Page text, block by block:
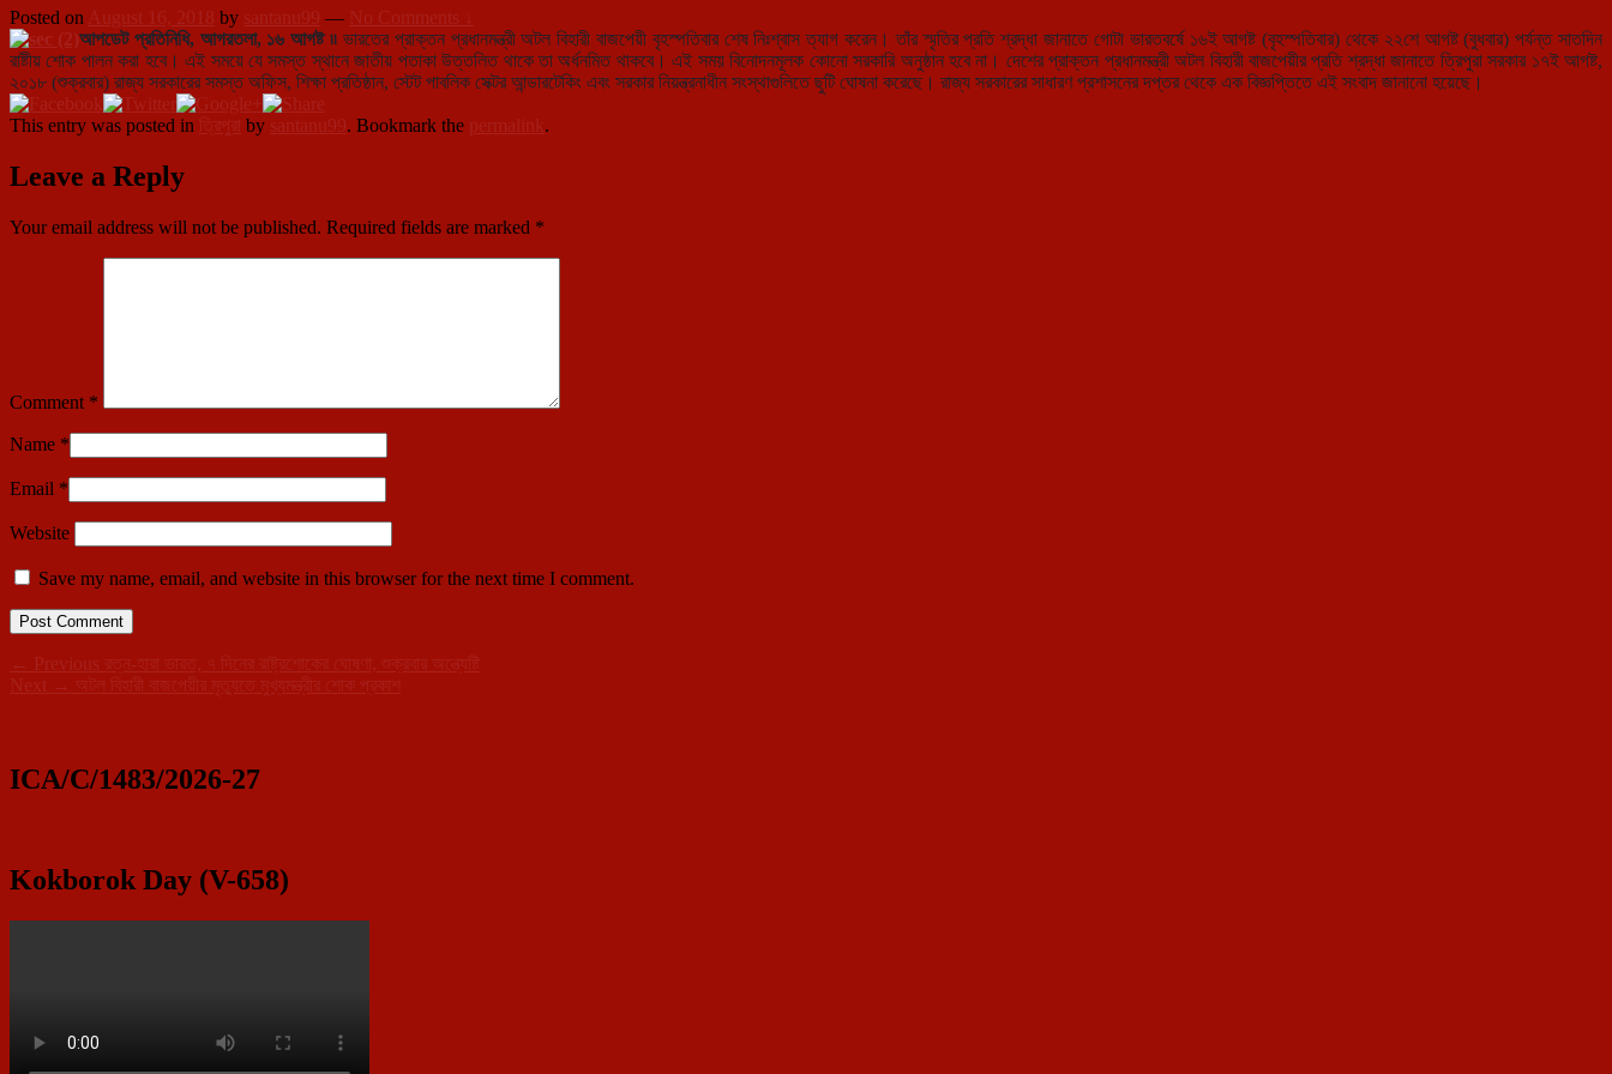
Posted on August 16, 2018 by santanu99 — No Comments ↓
আপডেট প্রতিনিধি, আগরতলা, ১৬ আগষ্ট ৷৷ ভারতের প্রাক্তন প্রধানমন্ত্রী অটল বিহারী বাজপেয়ী বৃহস্পতিবার শেষ নিঃশ্বাস ত্যাগ করেন। তাঁর স্মৃতির প্রতি শ্রদ্ধা জানাতে গোটা ভারতবর্ষে ১৬ই আগষ্ট (বৃহস্পতিবার) থেকে ২২শে আগষ্ট (বুধবার) পর্যন্ত সাতদিন
রাষ্টীয় শোক পালন করা হবে। এই সময়ে যে সমস্ত স্থানে জাতীয় পতাকা উত্তলিত থাকে তা অর্ধনমিত থাকবে। এই সময় বিনোদনমূলক কোনো সরকারি অনুষ্ঠান হবে না। দেশের প্রাক্তন প্রধানমন্ত্রী অটল বিহারী বাজপেয়ীর প্রতি শ্রদ্ধা জানাতে ত্রিপুরা সরকার ১৭ই আগষ্ট,
২০১৮ (শুক্রবার) রাজ্য সরকারের সমস্ত অফিস, শিক্ষা প্রতিষ্ঠান, স্টেট পাবলিক সেক্টর আন্ডারটেকিং এবং সরকার নিয়ন্ত্রনাধীন সংস্থাগুলিতে ছুটি ঘোষনা করেছে। রাজ্য সরকারের সাধারণ প্রশাসনের দপ্তর থেকে এক বিজ্ঞপ্তিতে এই সংবাদ জানানো হয়েছে।
This entry was posted in ত্রিপুরা by santanu99. Bookmark the permalink.
Leave a Reply
Your email address will not be published. Required fields are marked *
Comment *
Name *
Email *
Website
Save my name, email, and website in this browser for the next time I comment.
Post
navigation
← Previous
Previous
post:
রত্ন-হারা ভারত, ৭ দিনের রাষ্ট্রশোকের ঘোষণা, শুক্রবার অন্ত্যেষ্টি
Next →
Next
অটল বিহারী বাজপেয়ীর মৃত্যুতে মুখ্যমন্ত্রীর শোক প্রকাশ
Widget
ICA/C/1483/2026-27
Kokborok Day (V-658)